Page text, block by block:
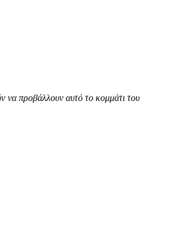
να προβάλλουν αυτό το κομμάτι του